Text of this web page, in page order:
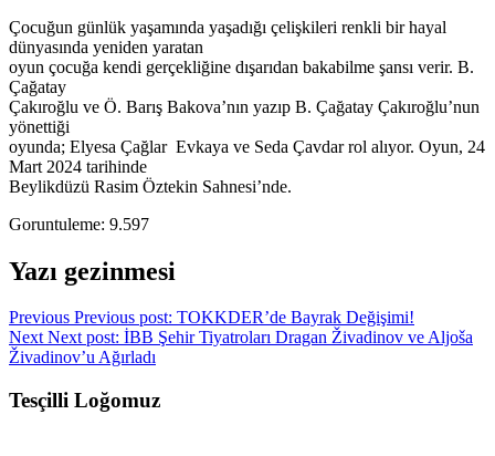
Çocuğun günlük yaşamında yaşadığı çelişkileri renkli bir hayal
dünyasında yeniden yaratan
oyun çocuğa kendi gerçekliğine dışarıdan bakabilme şansı verir. B.
Çağatay
Çakıroğlu ve Ö. Barış Bakova’nın yazıp B. Çağatay Çakıroğlu’nun
yönettiği
oyunda; Elyesa Çağlar Evkaya ve Seda Çavdar rol alıyor. Oyun, 24
Mart 2024 tarihinde
Beylikdüzü Rasim Öztekin Sahnesi’nde.
Goruntuleme: 9.597
Yazı gezinmesi
Previous Previous post: TOKKDER’de Bayrak Değişimi!
Next Next post: İBB Şehir Tiyatroları Dragan Živadinov ve Aljoša
Živadinov’u Ağırladı
Tesçilli Loğomuz